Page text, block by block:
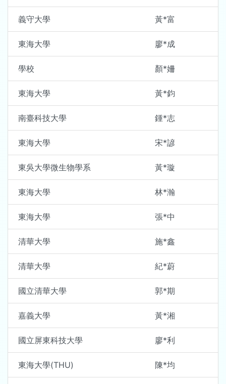
義守大學 黃*富
東海大學 廖*成
學校 顏*姍
東海大學 黃*鈞
南臺科技大學 鍾*志
東海大學 宋*諺
東吳大學微生物學系 黃*璇
東海大學 林*瀚
東海大學 張*中
清華大學 施*鑫
清華大學 紀*蔚
國立清華大學 郭*期
嘉義大學 黃*湘
國立屏東科技大學 廖*利
東海大學(THU) 陳*均